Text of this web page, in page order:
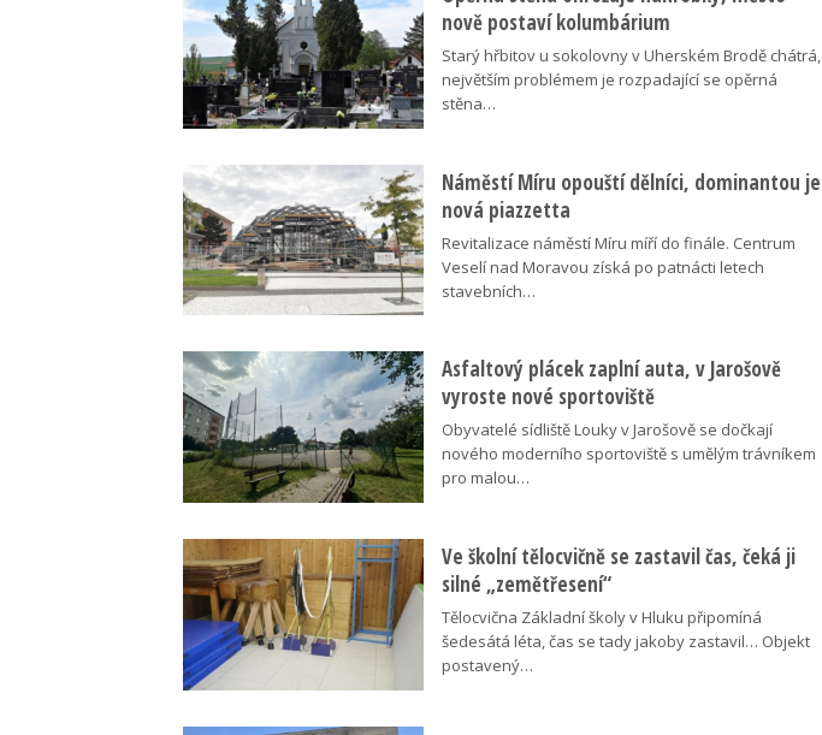
nově postaví kolumbárium
Starý hřbitov u sokolovny v Uherském Brodě chátrá,
největším problémem je rozpadající se opěrná
stěna…
Náměstí Míru opouští dělníci, dominantou je
nová piazzetta
Revitalizace náměstí Míru míří do finále. Centrum
Veselí nad Moravou získá po patnácti letech
stavebních…
Asfaltový plácek zaplní auta, v Jarošově
vyroste nové sportoviště
Obyvatelé sídliště Louky v Jarošově se dočkají
nového moderního sportoviště s umělým trávníkem
pro malou…
Ve školní tělocvičně se zastavil čas, čeká ji
silné „zemětřesení“
Tělocvična Základní školy v Hluku připomíná
šedesátá léta, čas se tady jakoby zastavil… Objekt
postavený…